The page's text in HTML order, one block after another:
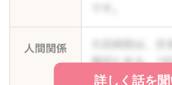
詳しく話を